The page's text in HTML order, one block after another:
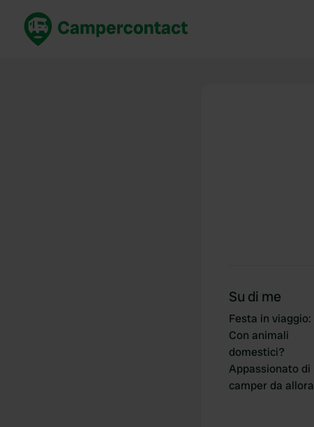
Su di me
Festa in viaggio:
Con animali
domestici?
Appassionato di
camper da allora